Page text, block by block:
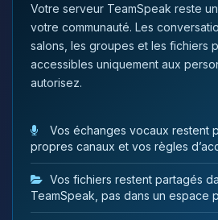
Votre serveur TeamSpeak reste
votre communauté. Les
salons, les groupes et les fichiers
accessibles uniquement aux
autorisez.
Vos échanges vocaux restent
propres canaux et vos règles
Vos fichiers restent partagés
TeamSpeak, pas dans un espace
06/08/2026 à 09:27